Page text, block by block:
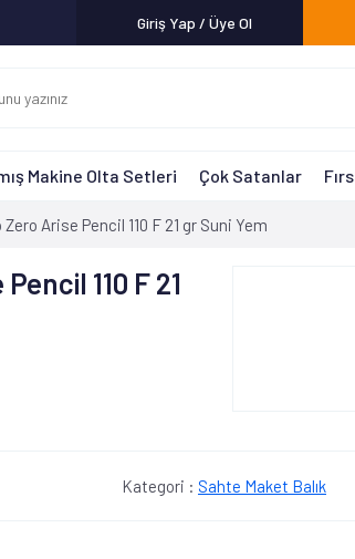
Giriş Yap / Üye Ol
Makine Olta Setleri Çok Satanlar
Zero Arise Pencil 110 F 21 gr Suni Yem
110 F 21
Kategori : Sahte Maket Balık